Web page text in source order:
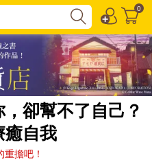
0
卻幫不了自己？
癒自我
擔吧！